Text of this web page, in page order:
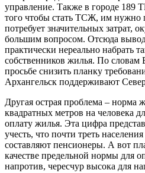
управление. Также в городе
того чтобы стать ТСЖ, им нужно
потребует значительных затрат,
большим вопросом. Отсюда
практически нереально набрать
собственников жилья. По словам
просьбе снизить планку
Архангельск поддерживают
Другая острая проблема – норма
квадратных метров на человека
оплату жилья. Эта цифра
учесть, что почти треть
составляют пенсионеры. А вот
качестве предельной нормы для
напротив, чересчур высока для